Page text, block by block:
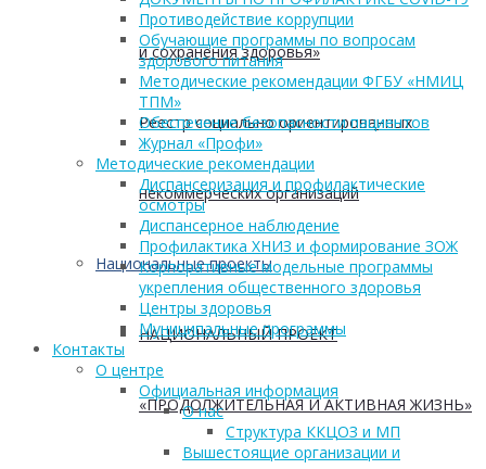
и сохранения здоровья»
Реестр социально ориентированных
некоммерческих организаций
Национальные проекты
НАЦИОНАЛЬНЫЙ ПРОЕКТ
«ПРОДОЛЖИТЕЛЬНАЯ И АКТИВНАЯ ЖИЗНЬ»
Противодействие коррупции
Обучающие программы по вопросам
здорового питания
Методические рекомендации ФГБУ «НМИЦ
ТПМ»
Обеспечение безопасности пациентов
Журнал «Профи»
Методические рекомендации
Диспансеризация и профилактические
осмотры
Диспансерное наблюдение
Профилактика ХНИЗ и формирование ЗОЖ
Корпоративные модельные программы
укрепления общественного здоровья
Центры здоровья
Муниципальные программы
Контакты
О центре
Официальная информация
О нас
Структура ККЦОЗ и МП
Вышестоящие организации и